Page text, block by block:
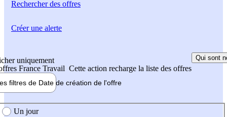
Rechercherdes offres
uniquement
France Travail Cette action recharge la liste des offres
Qui sont
filtres de Date de création de l'offre
création de l'offre
Un jour
Créer une alerte